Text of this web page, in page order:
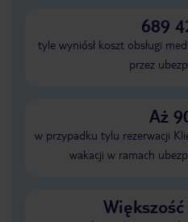
689
tyle wyniósł koszt obsługi
przez
Aż
w przypadku tylu rezerwacji
wakacji w ramach